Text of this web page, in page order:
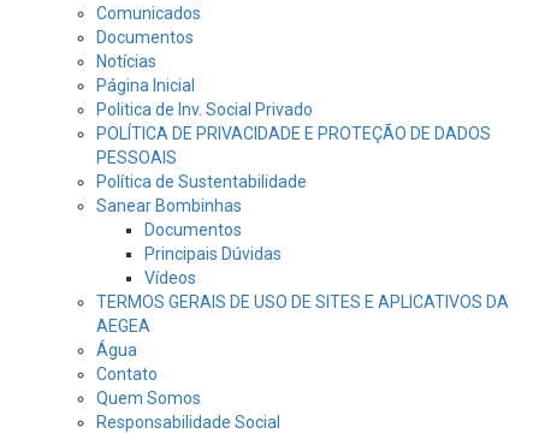
Comunicados
Documentos
Notícias
Página Inicial
Politica de Inv. Social Privado
POLÍTICA DE PRIVACIDADE E PROTEÇÃO DE DADOS
PESSOAIS
Política de Sustentabilidade
Sanear Bombinhas
Documentos
Principais Dúvidas
Vídeos
TERMOS GERAIS DE USO DE SITES E APLICATIVOS DA
AEGEA
Água
Contato
Quem Somos
Responsabilidade Social